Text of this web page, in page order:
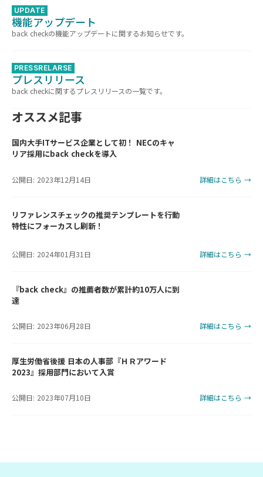
UPDATE
機能アップデート
back checkの機能アップデートに関するお知らせです。
PRESSRELARSE
プレスリリース
back checkに関するプレスリリースの一覧です。
オススメ記事
国内大手ITサービス企業として初！ NECのキャ
リア採用にback checkを導入
公開日: 2023年12月14日 詳細はこちら →
リファレンスチェックの推奨テンプレートを行動
特性にフォーカスし刷新！
公開日: 2024年01月31日 詳細はこちら →
『back check』の推薦者数が累計約10万人に到
達
公開日: 2023年06月28日 詳細はこちら →
厚生労働省後援 日本の人事部『ＨＲアワード
2023』採用部門において入賞
公開日: 2023年07月10日 詳細はこちら →